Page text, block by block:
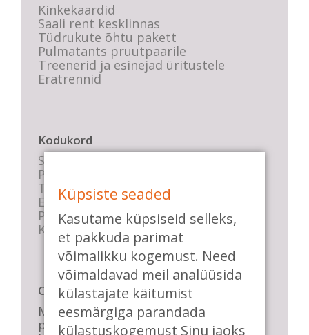
Kinkekaardid
Saali rent kesklinnas
Tüdrukute õhtu pakett
Pulmatants pruutpaarile
Treenerid ja esinejad üritustele
Eratrennid
Kodukord
Stuudio sisekord
Privaatsustingimused
Tasemete kirjeldused
E-poe tingimused
Parkimise info
KKK
Casa de Baile
Me pühendume lõbusale olemisele,
positiivsele seltskonnale ja
Küpsiste seaded
Kasutame küpsiseid selleks,
et pakkuda parimat
võimalikku kogemust. Need
võimaldavad meil analüüsida
külastajate käitumist
eesmärgiga parandada
külastuskogemust Sinu jaoks